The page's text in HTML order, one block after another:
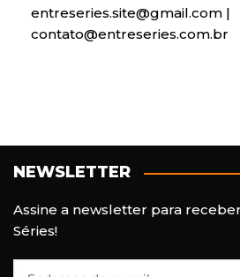
entreseries.site@gmail.com |
contato@entreseries.com.br
NEWSLETTER
Assine a newsletter para
Séries!